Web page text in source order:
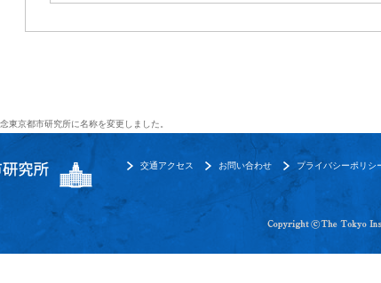
東京都市研究所に名称を変更しました。
プライバシーポリシ
お問い合わせ
交通アクセス